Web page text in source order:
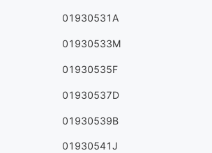
01930531A
01930533M
01930535F
01930537D
01930539B
01930541J